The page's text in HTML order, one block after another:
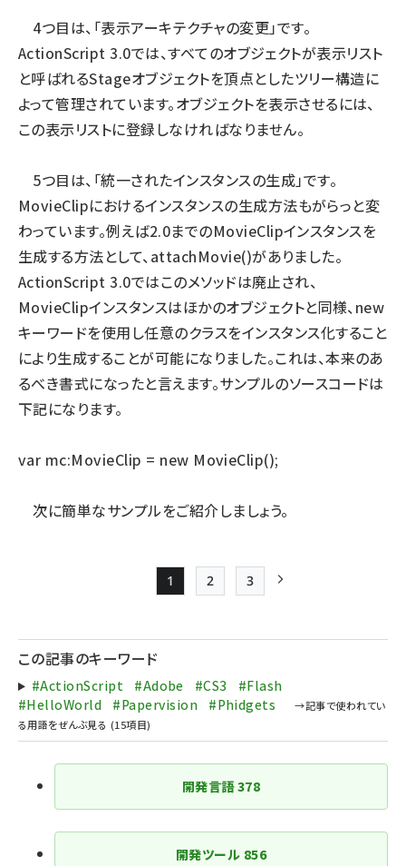
4つ目は、「表示アーキテクチャの変更」です。
ActionScript 3.0では、すべてのオブジェクトが表示リスト
と呼ばれるStageオブジェクトを頂点としたツリー構造に
よって管理されています。オブジェクトを表示させるには、
この表示リストに登録しなければなりません。
5つ目は、「統一されたインスタンスの生成」です。
MovieClipにおけるインスタンスの生成方法もがらっと変
わっています。例えば2.0までのMovieClipインスタンスを
生成する方法として、attachMovie()がありました。
ActionScript 3.0ではこのメソッドは廃止され、
MovieClipインスタンスはほかのオブジェクトと同様、new
キーワードを使用し任意のクラスをインスタンス化すること
により生成することが可能になりました。これは、本来のあ
るべき書式になったと言えます。サンプルのソースコードは
下記になります。
var mc:MovieClip = new MovieClip();
次に簡単なサンプルをご紹介しましょう。
送
り
Page
1
Page
2
Page
3
この記事のキーワード
#ActionScript #Adobe #CS3
#Flash
#HelloWorld
#Papervision #Phidgets
開発言語378
開発ツール 856